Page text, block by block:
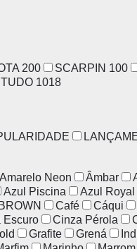
200 SCARPIN 100
1018
Amarelo Neon Âmbar
Azul Piscina Azul Royal
BROWN Café Cáqui
Escuro Cinza Pérola
Grafite Grená